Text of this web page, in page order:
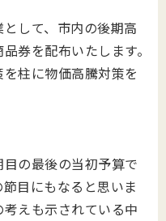
して、市内の後期高
券を配布いたします。
柱に物価高騰対策を
の最後の当初予算で
目にもなると思いま
えも示されている中